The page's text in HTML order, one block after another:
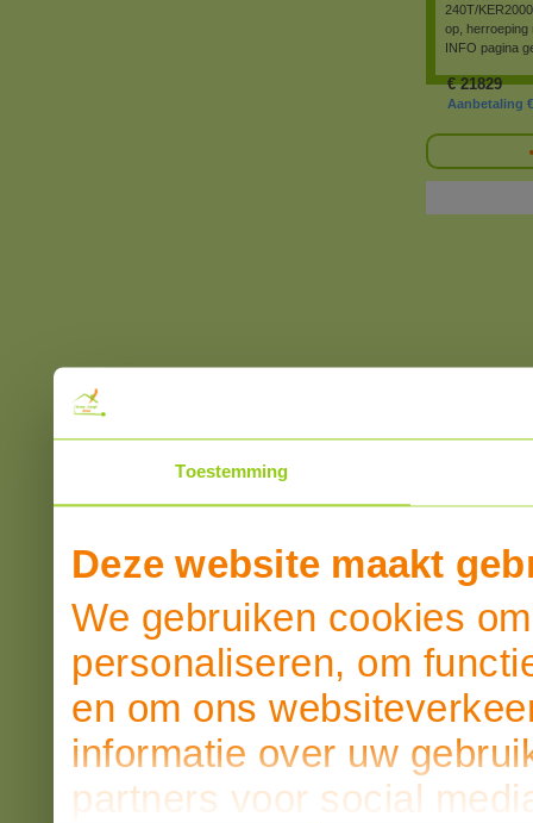
Toestemming
Deze website maakt
We gebruiken cookies
personaliseren, om
en om ons
informatie over uw
partners voor social
240T/
op, herroeping
INFO pagina
€21829
Aanbetaling